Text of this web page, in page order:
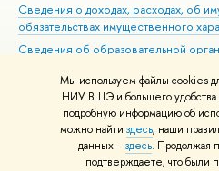
Мы используем файлы cookies
НИУ ВШЭ и большего удобства
подробную информацию об
можно найти здесь, наши
данных –здесь. Продолжая
подтверждаете, что были
Сведения о доходах, расходах, об
обязательствах имущественного
Сведения об образовательной
Людям с ограниченными
Единая платежная страница
Работа в Вышке